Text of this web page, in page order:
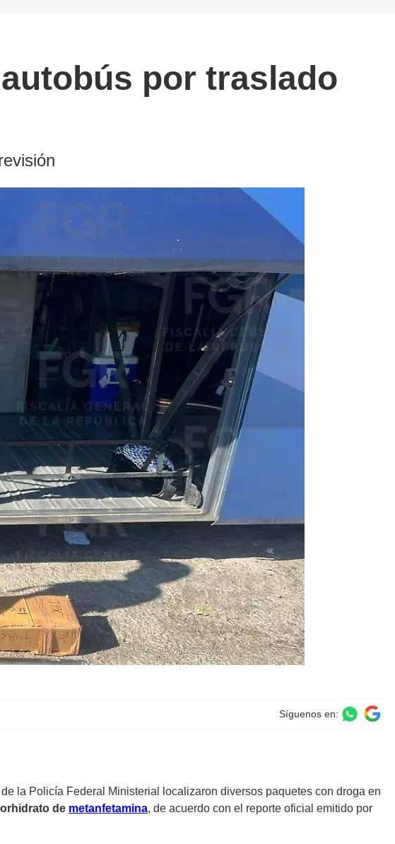
por traslado
Síguenos en:
la Policía Federal Ministerial localizaron diversos paquetes con droga en
de metanfetamina, de acuerdo con el reporte oficial emitido por